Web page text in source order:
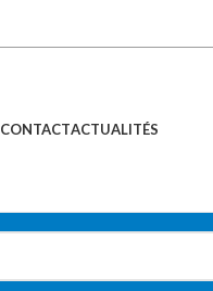
CONTACTACTUALITÉS